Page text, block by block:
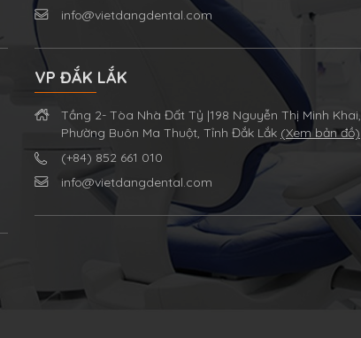
info@vietdangdental.com
VP ĐẮK LẮK
Tầng 2- Tòa Nhà Đất Tỷ |198 Nguyễn Thị Minh Khai,
Phường Buôn Ma Thuột, Tỉnh Đắk Lắk (Xem bản đồ)
(+84) 852 661 010
info@vietdangdental.com